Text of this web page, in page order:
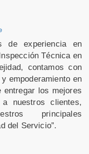
de experiencia en
Técnica en
contamos con
empoderamiento en
entregar los mejores
nuestros clientes,
principales
del Servicio”.